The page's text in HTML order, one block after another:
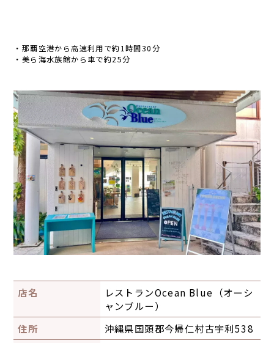
・那覇空港から高速利用で約1時間30分
・美ら海水族館から車で約25分
店名
レストランOcean Blue（オーシ
ャンブルー）
住所
沖縄県国頭郡今帰仁村古宇利538